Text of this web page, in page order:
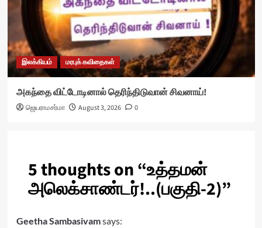
இலக்கியம் மரபுக் கவிதைகள்
அகந்தை விட்டோடினால் தெரிந்திடுவான் சிவனாய்!
ஜெயராமசர்மா August 3, 2026 0
5 thoughts on “உத்தமன்
அலெக்சாண்டர்!..(பகுதி-2)”
Geetha Sambasivamsays: